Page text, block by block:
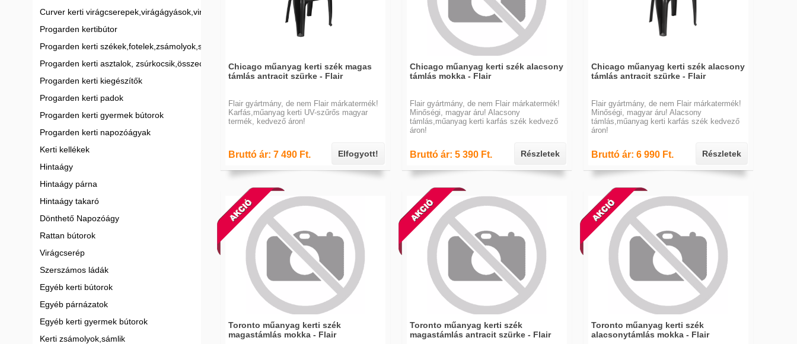
Curver kerti virágcserepek,virágágyások,virágládák
Progarden kertibútor
Progarden kerti székek,fotelek,zsámolyok,strandszékek
Progarden kerti asztalok, zsúrkocsik,összecsukható asztalok
Progarden kerti kiegészítők
Progarden kerti padok
Progarden kerti gyermek bútorok
Progarden kerti napozóágyak
Kerti kellékek
Hintaágy
Hintaágy párna
Hintaágy takaró
Dönthető Napozóágy
Rattan bútorok
Virágcserép
Szerszámos ládák
Egyéb kerti bútorok
Egyéb párnázatok
Egyéb kerti gyermek bútorok
Kerti zsámolyok,sámlik
Chicago műanyag kerti szék magas
támlás antracit szürke - Flair
Flair gyártmány, de nem Flair márkatermék!
Karfás,műanyag kerti UV-szűrős magyar
termék, kedvező áron!
Bruttó ár: 7 490 Ft. Elfogyott!
Chicago műanyag kerti szék alacsony
támlás mokka - Flair
Flair gyártmány, de nem Flair márkatermék!
Minőségi, magyar áru! Alacsony
támlás,műanyag kerti karfás szék kedvező
áron!
Bruttó ár: 5 390 Ft. Részletek
Chicago műanyag kerti szék alacsony
támlás antracit szürke - Flair
Flair gyártmány, de nem Flair márkatermék!
Minőségi, magyar áru! Alacsony
támlás,műanyag kerti karfás szék kedvező
áron!
Bruttó ár: 6 990 Ft. Részletek
Toronto műanyag kerti szék
magastámlás mokka - Flair
Toronto műanyag kerti szék
magastámlás antracit szürke - Flair
Toronto műanyag kerti szék
alacsonytámlás mokka - Flair